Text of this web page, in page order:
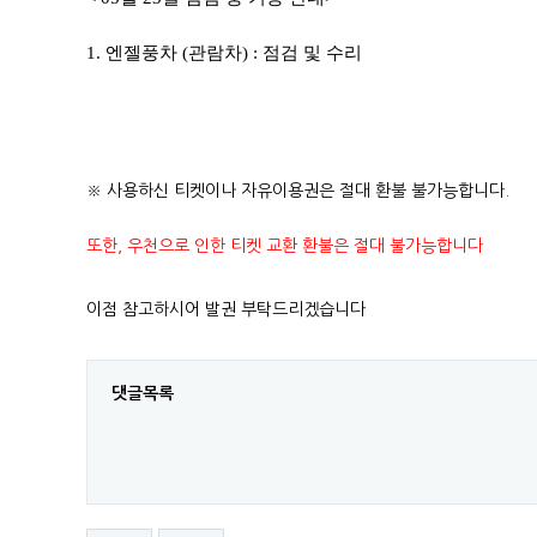
1. 엔젤풍차 (관람차) : 점검 및 수리
※ 사용하신 티켓이나 자유이용권은 절대 환불 불가능합니다.
또한, 우천으로 인한 티켓 교환 환불은 절대 불가능합니다
이점 참고하시어 발권 부탁드리겠습니다
댓글목록